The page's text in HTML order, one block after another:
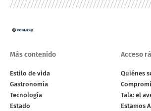
Más contenido
Estilo de vida
Gastronomía
Tecnología
Estado
Acceso
Quiénes
Tala: el
Estamos